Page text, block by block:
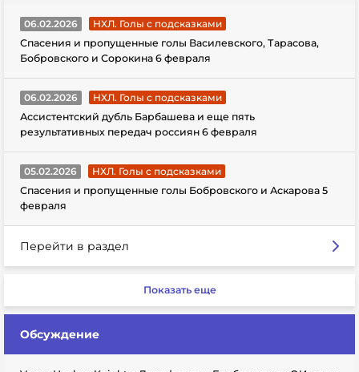
06.02.2026
НХЛ. Голы с подсказками
Спасения и пропущенные голы Василевского, Тарасова,
Бобровского и Сорокина 6 февраля
06.02.2026
НХЛ. Голы с подсказками
Ассистентский дубль Барбашева и еще пять
результативных передач россиян 6 февраля
05.02.2026
НХЛ. Голы с подсказками
Спасения и пропущенные голы Бобровского и Аскарова 5
февраля
Перейти в раздел
Показать еще
Обсуждение